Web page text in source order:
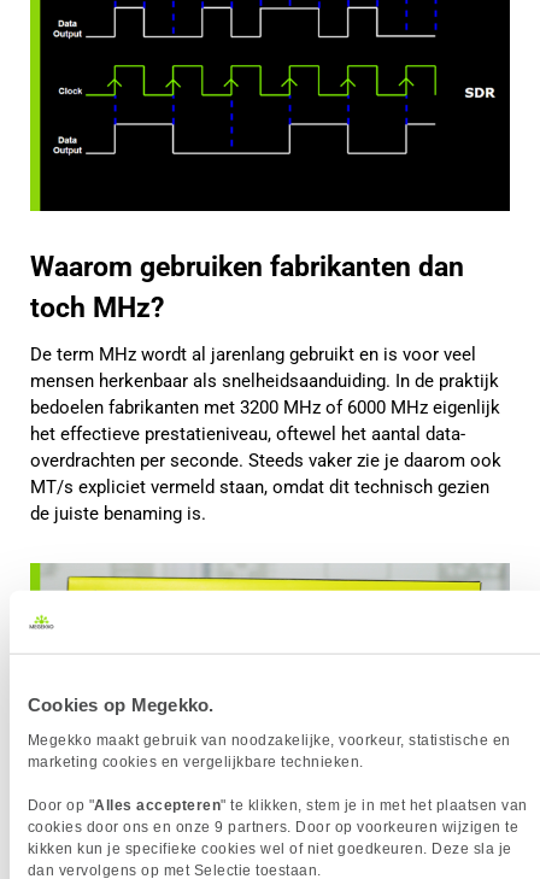
Cookies op Megekko.
Megekko maakt gebruik van noodzakelijke, voorkeur, statistische en
marketing cookies en vergelijkbare technieken.
Door op "Alles accepteren" te klikken, stem je in met het plaatsen van
cookies door ons en onze 9 partners. Door op voorkeuren wijzigen te
kikken kun je specifieke cookies wel of niet goedkeuren. Deze sla je
dan vervolgens op met Selectie toestaan.
Waarom gebruiken fabrikanten dan
toch MHz?
De term MHz wordt al jarenlang gebruikt en is voor veel
mensen herkenbaar als snelheidsaanduiding. In de praktijk
bedoelen fabrikanten met 3200 MHz of 6000 MHz eigenlijk
het effectieve prestatieniveau, oftewel het aantal data-
overdrachten per seconde. Steeds vaker zie je daarom ook
MT/s expliciet vermeld staan, omdat dit technisch gezien
de juiste benaming is.